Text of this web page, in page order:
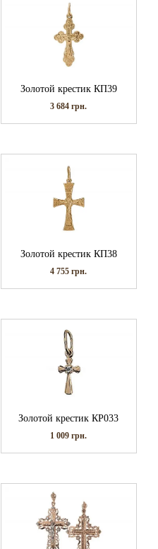
Золотой крестик КП39
3 684грн.
Золотой крестик КП38
4 755грн.
Золотой крестик КР033
1 009грн.